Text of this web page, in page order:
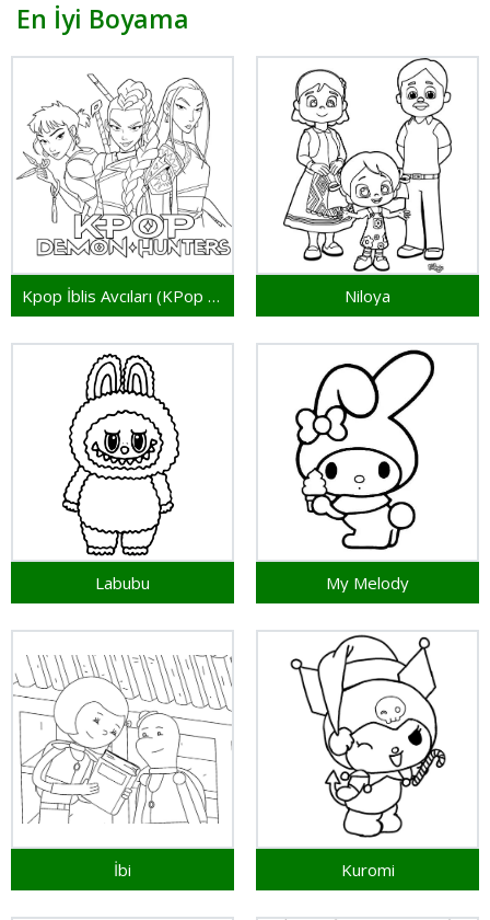
En İyi Boyama
Kpop İblis Avcıları (KPop Demon Hunters) Niloya
Labubu My Melody
İbi Kuromi